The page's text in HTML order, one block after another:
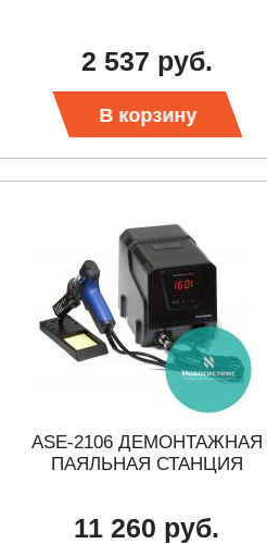
2 537 руб.
В корзину
ASE-2106 ДЕМОНТАЖНАЯ
ПАЯЛЬНАЯ СТАНЦИЯ
11 260 руб.